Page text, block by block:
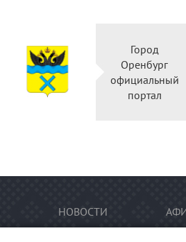
Город
Оренбург
официальный
портал
НОВОСТИ